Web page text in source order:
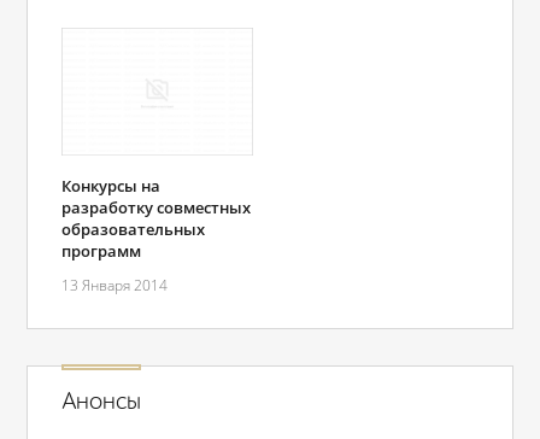
Конкурсы на
разработку совместных
образовательных
программ
13 Января 2014
Анонсы